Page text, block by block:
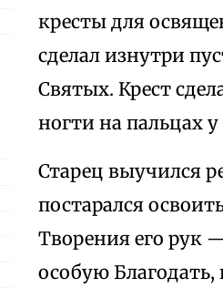
кресты для
сделал изнутри
Святых. Крест
ногти на пальцах
Старец выучился
постарался
Творения его рук
особую Благодать,